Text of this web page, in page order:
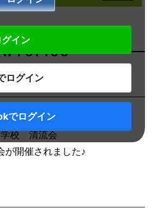
イン
ログイン
でログイン
W T O P I C S
学校 清流会
会が開催されました♪